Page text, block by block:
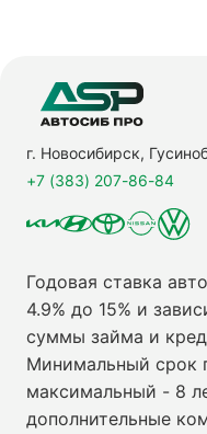
г. Новосибирск,
+7 (383) 207-86-84
Годовая ставка
4.9% до 15% и
суммы займа и
Минимальный срок
максимальный - 8
дополнительные